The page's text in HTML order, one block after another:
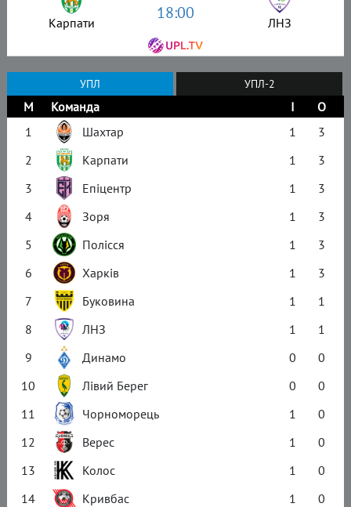
Карпати 18:00 ЛНЗ
УПЛ УПЛ-2
М Команда І
О
1
Шахтар 1
3
2
Карпати 1
3
3
Епіцентр 1
3
4
Зоря 1
3
5
Полісся 1
3
6
Харків 1
3
7
Буковина 1
1
8
ЛНЗ 1
1
9
Динамо 0
0
10
Лівий Берег 0
0
11
Чорноморець 1
0
12
Верес 1
0
13
Колос 1
0
14
Кривбас 1
0